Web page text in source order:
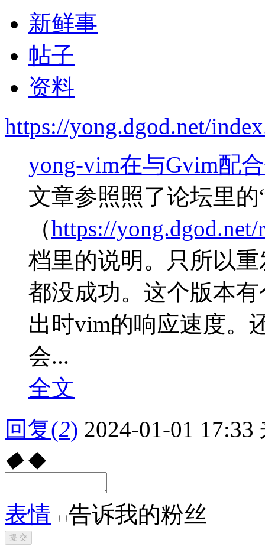
新鲜事
帖子
资料
https://yong.dgod.net/
yong-vim在与Gvim配
文章参照照了论坛里
（https://
档里的说明。只所以
都没成功。这个版本
出时vim的响应速度。
会...
全文
回复(2) 2024-01-01 17:33
◆ ◆
表情 告诉我的粉丝
提 交